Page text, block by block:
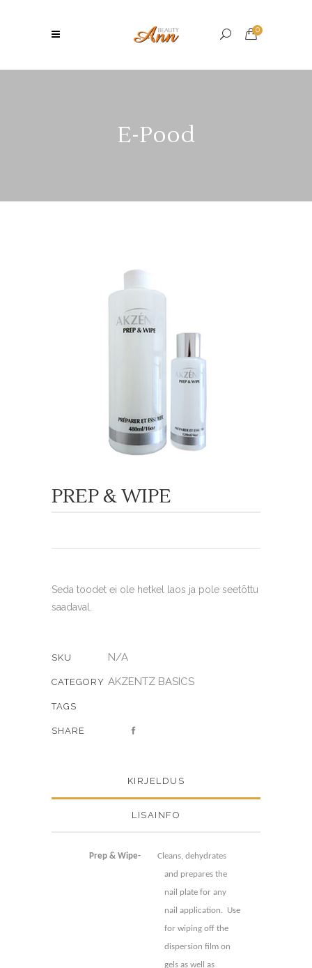
0
E-Pood
PREP & WIPE
Seda toodet ei ole hetkel laos ja pole seetõttu
saadaval.
SKU N/A
CATEGORY AKZENTZ BASICS
TAGS
SHARE
KIRJELDUS
LISAINFO
Prep & Wipe- Cleans, dehydrates
and prepares the
nail plate for any
nail application. Use
for wiping off the
dispersion film on
gels as well as